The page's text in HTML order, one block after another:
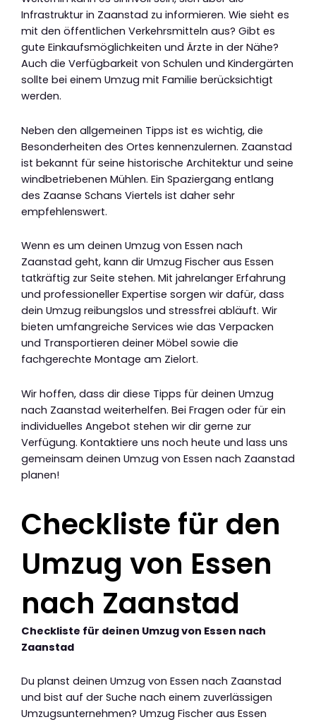
Infrastruktur in Zaanstad zu informieren. Wie sieht es
mit den öffentlichen Verkehrsmitteln aus? Gibt es
gute Einkaufsmöglichkeiten und Ärzte in der Nähe?
Auch die Verfügbarkeit von Schulen und Kindergärten
sollte bei einem Umzug mit Familie berücksichtigt
werden.
Neben den allgemeinen Tipps ist es wichtig, die
Besonderheiten des Ortes kennenzulernen. Zaanstad
ist bekannt für seine historische Architektur und seine
windbetriebenen Mühlen. Ein Spaziergang entlang
des Zaanse Schans Viertels ist daher sehr
empfehlenswert.
Wenn es um deinen Umzug von Essen nach
Zaanstad geht, kann dir Umzug Fischer aus Essen
tatkräftig zur Seite stehen. Mit jahrelanger Erfahrung
und professioneller Expertise sorgen wir dafür, dass
dein Umzug reibungslos und stressfrei abläuft. Wir
bieten umfangreiche Services wie das Verpacken
und Transportieren deiner Möbel sowie die
fachgerechte Montage am Zielort.
Wir hoffen, dass dir diese Tipps für deinen Umzug
nach Zaanstad weiterhelfen. Bei Fragen oder für ein
individuelles Angebot stehen wir dir gerne zur
Verfügung. Kontaktiere uns noch heute und lass uns
gemeinsam deinen Umzug von Essen nach Zaanstad
planen!
Checkliste für den
Umzug von Essen
nach Zaanstad
Checkliste für deinen Umzug von Essen nach
Zaanstad
Du planst deinen Umzug von Essen nach Zaanstad
und bist auf der Suche nach einem zuverlässigen
Umzugsunternehmen? Umzug Fischer aus Essen